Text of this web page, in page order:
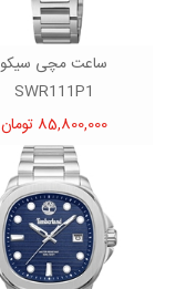
ساعت مچی سیکو
SWR111P1
85,800,000 تومان